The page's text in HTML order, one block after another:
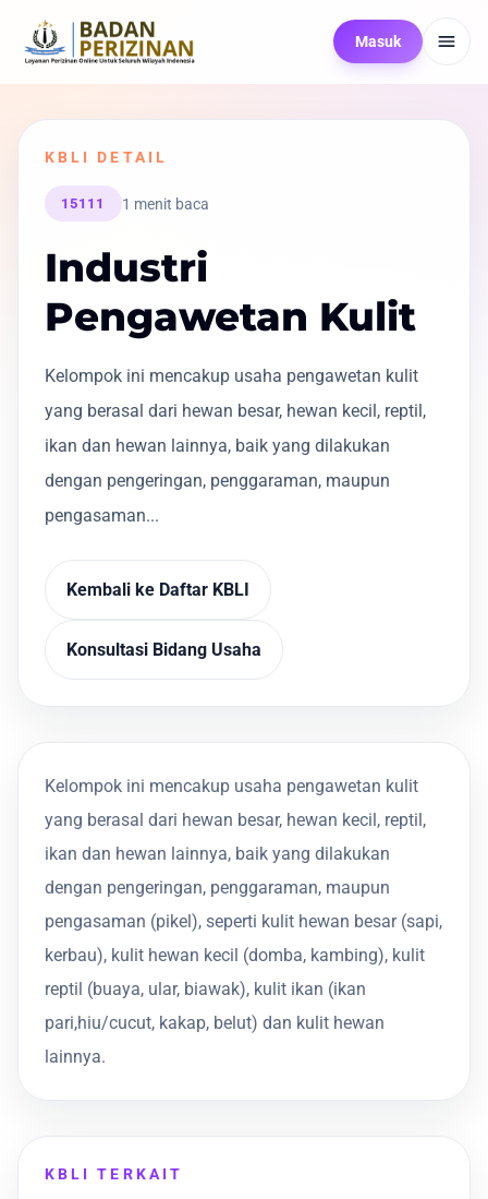
Masuk
KBLI DETAIL
15111 1 menit baca
Industri
Pengawetan Kulit
Kelompok ini mencakup usaha pengawetan kulit
yang berasal dari hewan besar, hewan kecil, reptil,
ikan dan hewan lainnya, baik yang dilakukan
dengan pengeringan, penggaraman, maupun
pengasaman...
Kembali ke Daftar KBLI
Konsultasi Bidang Usaha
Kelompok ini mencakup usaha pengawetan kulit
yang berasal dari hewan besar, hewan kecil, reptil,
ikan dan hewan lainnya, baik yang dilakukan
dengan pengeringan, penggaraman, maupun
pengasaman (pikel), seperti kulit hewan besar (sapi,
kerbau), kulit hewan kecil (domba, kambing), kulit
reptil (buaya, ular, biawak), kulit ikan (ikan
pari,hiu/cucut, kakap, belut) dan kulit hewan
lainnya.
KBLI TERKAIT